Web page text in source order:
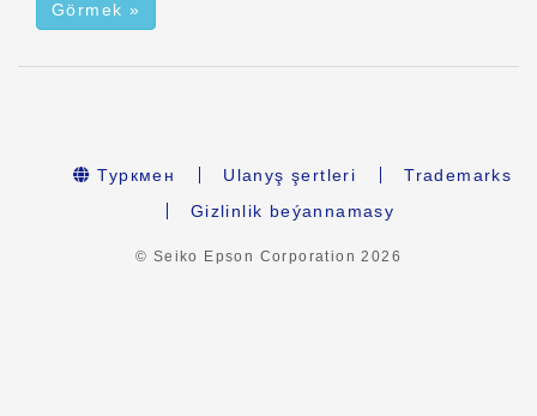
Görmek »
Туркмен Ulanyş şertleri
Trademarks
Gizlinlik beýannamasy
© Seiko Epson Corporation2026